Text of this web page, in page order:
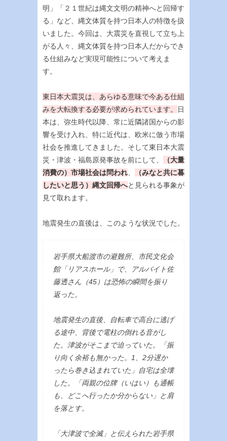
明」「２１世紀は縄文文明の精神へと回帰す
る」など、縄文体質を持つ日本人の特徴を扱
いました。今回は、大震災を直視して立ち上
がる人々、縄文体質を持つ日本人だからでき
る仕組みなど実現可能性について考えま
す。
東日本大震災は、あらゆる意味で今ある仕組
みを大転換する必要が求められています。
日
本は、弥生時代以降、常に近隣諸国からの影
響を受け入れ、特に近代は、欧米に倣う市場
社会を推進してきました。そして東日本大震
災・津波・福島原発事故を前にして、
（大量
消費の）市場社会は問われ
（みなと共に暮
したいと思う）縄文回帰へと見られる事象が
見て取れます。
地震発生の直後は、このような状況でした。
岩手県大船渡市の避難所、市民文化会
館「リアスホール」で、アルバイト佐
藤透さん（45）は恐怖の瞬間を振り
返った。
地震発生の直後、自転車で高台に逃げ
る途中、背後で電柱の倒れる音がし
た。津波がそこまで迫っていた。「振
り向く余裕も無かった。1、2分遅か
ったら巻き込まれていた」自宅は全壊
した。「両親の位牌（いはい）も通帳
も、どこへ行ったか分からない」と肩
を落とす。
「大津波で全滅」と伝えられた岩手県